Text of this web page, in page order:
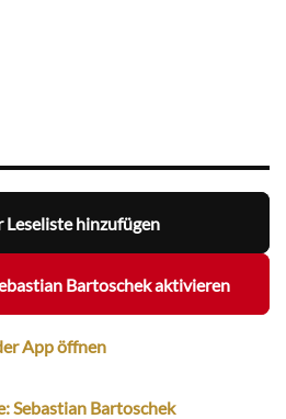
Leseliste hinzufügen
Bartoschek aktivieren
App öffnen
Sebastian Bartoschek